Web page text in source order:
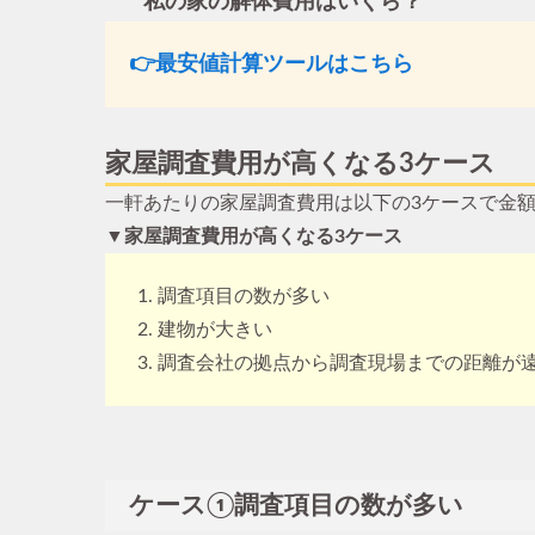
👉最安値計算ツールはこちら
家屋調査費用が高くなる3ケース
一軒あたりの家屋調査費用は以下の3ケースで金
▼家屋調査費用が高くなる3ケース
調査項目の数が多い
建物が大きい
調査会社の拠点から調査現場までの距離が
ケース①調査項目の数が多い